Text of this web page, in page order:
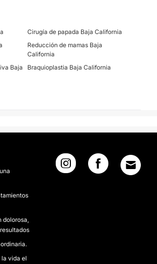
Cirugía de papada Baja California
Reducción de mamas Baja
California
Baja
Braquioplastia Baja California
dolorosa,
vida el